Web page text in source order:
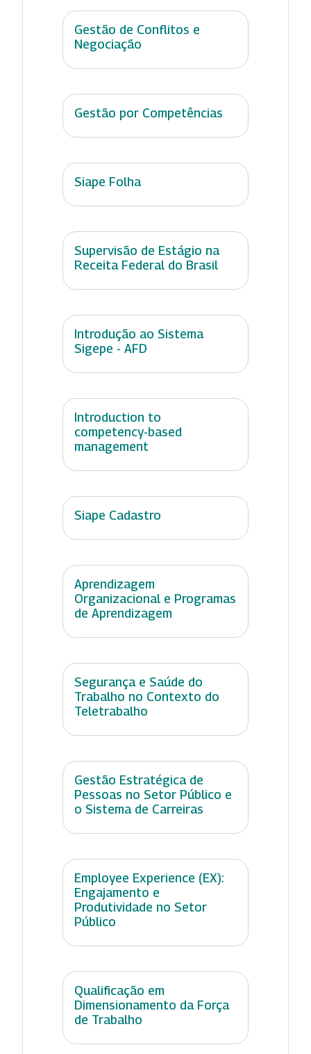
Gestão de Conflitos e
Negociação
Gestão por Competências
Siape Folha
Supervisão de Estágio na
Receita Federal do Brasil
Introdução ao Sistema
Sigepe - AFD
Introduction to
competency-based
management
Siape Cadastro
Aprendizagem
Organizacional e Programas
de Aprendizagem
Segurança e Saúde do
Trabalho no Contexto do
Teletrabalho
Gestão Estratégica de
Pessoas no Setor Público e
o Sistema de Carreiras
Employee Experience (EX):
Engajamento e
Produtividade no Setor
Público
Qualificação em
Dimensionamento da Força
de Trabalho